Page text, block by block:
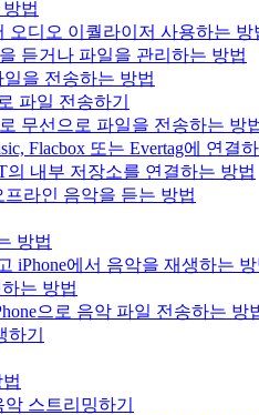
법
오디오 이퀄라이저 사용하는 방
듣거나 파일을 관리하는 방법
일을 전송하는 방법
파일 전송하기
무선으로 파일을 전송하는 방
Flacbox 또는 Evertag에 연결
의 내부 저장소를 연결하는 방법
프라인 음악을 듣는 방법
방법
iPhone에서 음악을 재생하는 방
는 방법
으로 음악 파일 전송하는 방
기
스트리밍하기